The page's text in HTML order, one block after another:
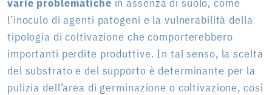
l’inoculo di agenti patogeni e la vulnerabilità della
tipologia di coltivazione che comporterebbero
importanti perdite produttive. In tal senso, la scelta
del substrato e del supporto è determinante per la
pulizia dell’area di germinazione o coltivazione, così